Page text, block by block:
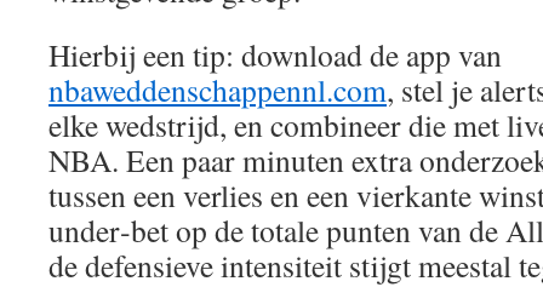
Hierbij een tip: download de app van
nbaweddenschappennl.com, stel je
elke wedstrijd, en combineer die met
NBA. Een paar minuten extra
tussen een verlies en een vierkante
under‑bet op de totale punten van de
de defensieve intensiteit stijgt meestal